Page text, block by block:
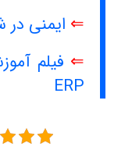
⇐ ایمنی
⇐ فیلم
ERP